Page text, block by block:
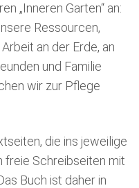
„Inneren Garten“ an:
Ressourcen,
an der Erde, an
und Familie
wir zur Pflege
die ins jeweilige
freie Schreibseiten mit
Buch ist daher in